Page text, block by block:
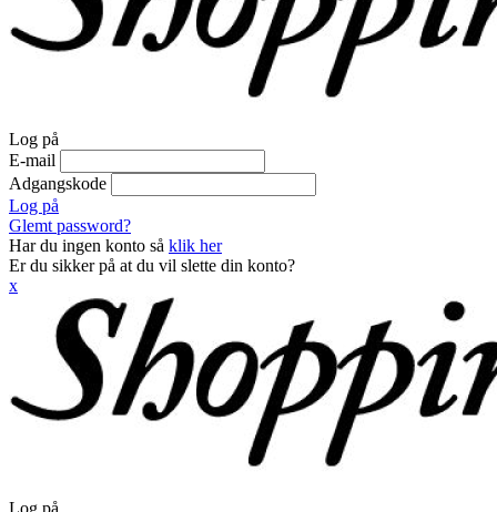
Log på
E-mail
Adgangskode
Log på
Glemt password?
Har du ingen konto så klik her
Er du sikker på at du vil slette din konto?
x
Log på